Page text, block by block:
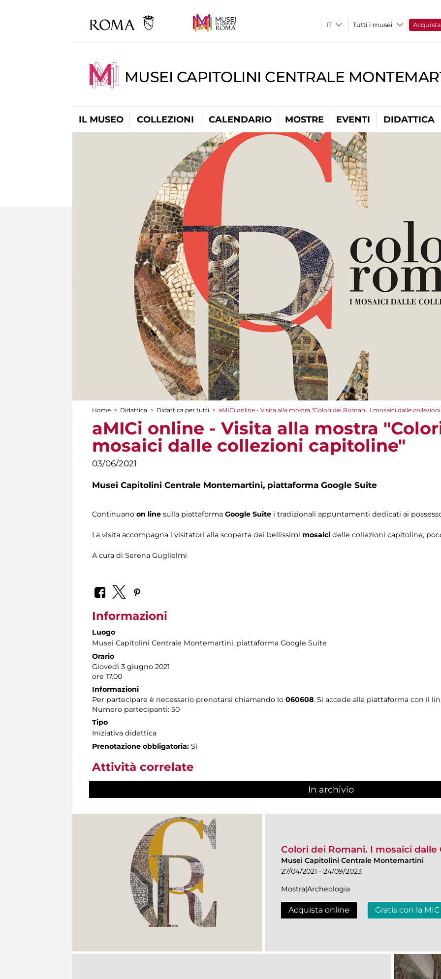
Tutti i musei Acquista
MUSEI CAPITOLINI CENTRALE
IL MUSEO COLLEZIONI CALENDARIO MOSTRE EVENTI DIDATTICA
Tu sei qui
Home > Didattica > Didattica per tutti > aMICi online - Visita alla mostra "Colori dei Romani. I mosaici dalle
aMICi online - Visita alla mostra
mosaici dalle collezioni capitoline"
03/06/2021
Musei Capitolini Centrale Montemartini, piattaforma Google Suite
Continuano on line sulla piattaforma Google Suite i tradizionali appuntamenti dedicati ai
La visita accompagna i visitatori alla scoperta dei bellissimi mosaici delle collezioni capitoline,
A cura di Serena Guglielmi
Informazioni
Luogo
Musei Capitolini Centrale Montemartini, piattaforma Google Suite
Orario
Giovedì 3 giugno 2021
ore 17.00
Informazioni
Per partecipare è necessario prenotarsi chiamando lo 060608. Si accede alla piattaforma con il
Numero partecipanti: 50
Tipo
Iniziativa didattica
Prenotazione obbligatoria: Sì
Attività correlate
In archivio
Colori dei Romani. I mosaici
Musei Capitolini Centrale Montemartini
27/04/2021 - 24/09/2023
Mostra|Archeologia
Acquista online Gratis con la